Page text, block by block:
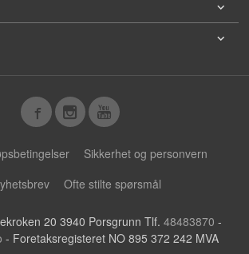
Sikkerhet og personvern
Ofte stilte spørsmål
20 3940 Porsgrunn Tlf. 48483870 -
- Foretaksregisteret NO 895 372 242 MVA